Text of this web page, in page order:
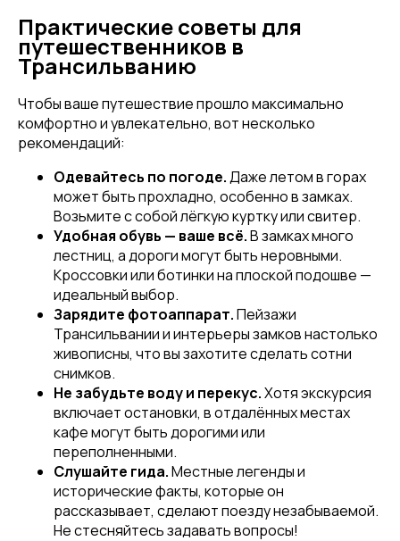
Практические советы для
путешественников в
Трансильванию
Чтобы ваше путешествие прошло максимально
комфортно и увлекательно, вот несколько
рекомендаций:
Одевайтесь по погоде.Даже летом в горах
может быть прохладно, особенно в замках.
Возьмите с собой лёгкую куртку или свитер.
Удобная обувь — ваше всё.В замках много
лестниц, а дороги могут быть неровными.
Кроссовки или ботинки на плоской подошве —
идеальный выбор.
Зарядите фотоаппарат.Пейзажи
Трансильвании и интерьеры замков настолько
живописны, что вы захотите сделать сотни
снимков.
Не забудьте воду и перекус.Хотя экскурсия
включает остановки, в отдалённых местах
кафе могут быть дорогими или
переполненными.
Слушайте гида.Местные легенды и
исторические факты, которые он
рассказывает, сделают поезду незабываемой.
Не стесняйтесь задавать вопросы!